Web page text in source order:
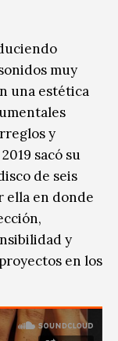
muy
una estética
y
sacó su
de seis
ella en donde
y
en los